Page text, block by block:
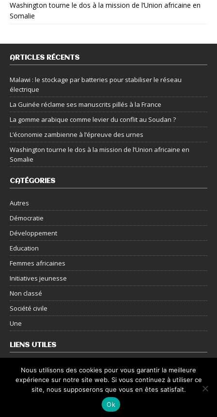
Washington tourne le dos à la mission de l’Union africaine en
Somalie
ARTICLES RÉCENTS
Malawi : le stockage par batteries pour stabiliser le réseau
électrique
La Guinée réclame ses manuscrits pillés à la France
La gomme arabique comme levier du conflit au Soudan ?
L’économie zambienne à l’épreuve des urnes
Washington tourne le dos à la mission de l’Union africaine en
Somalie
CATÉGORIES
Autres
Démocratie
Développement
Education
Femmes africaines
Initiatives jeunesse
Non classé
Société civile
Une
LIENS UTILES
Nous contacter
Mentions légales
Nous utilisons des cookies pour vous garantir la meilleure
expérience sur notre site web. Si vous continuez à utiliser ce
site, nous supposerons que vous en êtes satisfait.
Ok